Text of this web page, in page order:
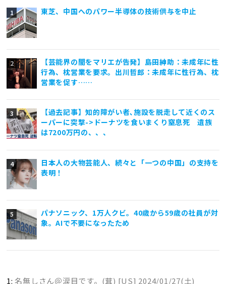
東芝、中国へのパワー半導体の技術供与を中止
【芸能界の闇をマリエが告発】島田紳助：未成年に性
行為、枕営業を要求。出川哲郎：未成年に性行為、枕
営業を促す……
【過去記事】知的障がい者､施設を脱走して近くのス
ーパーに突撃->ドーナツを食いまくり窒息死 遺族
は7200万円の、、、
日本人の大物芸能人、続々と「一つの中国」の支持を
表明！
パナソニック、1万人クビ。40歳から59歳の社員が対
象。AIで不要になったため
1:名無しさん＠涙目です。(茸) [US] 2024/01/27(土)